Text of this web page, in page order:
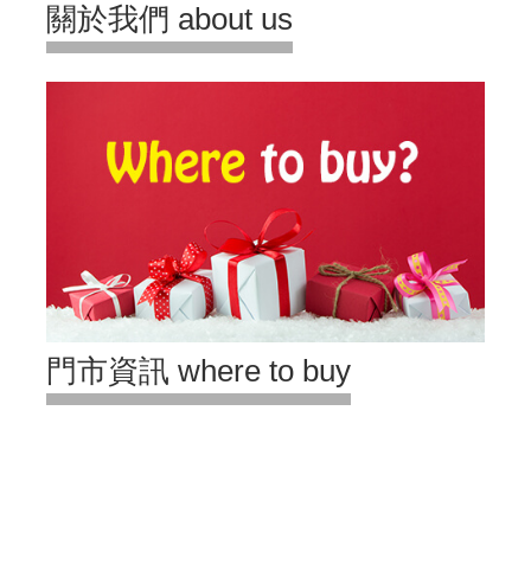
關於我們 about us
門市資訊 where to buy